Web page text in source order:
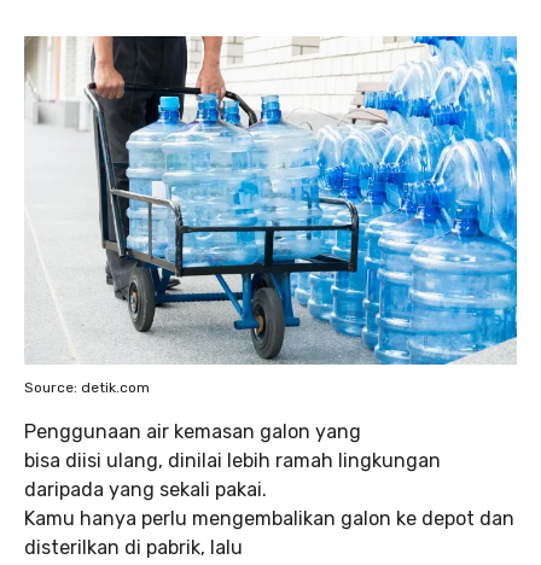
Source: detik.com
Penggunaan air kemasan galon yang
bisa diisi ulang, dinilai lebih ramah lingkungan
daripada yang sekali pakai.
Kamu hanya perlu mengembalikan galon ke depot dan
disterilkan di pabrik, lalu